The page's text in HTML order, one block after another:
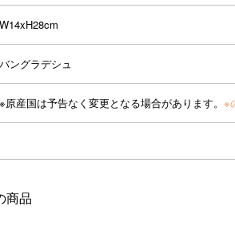
W14xH28cm
バングラデシュ
※原産国は予告なく変更となる場合があります。 ※
商品